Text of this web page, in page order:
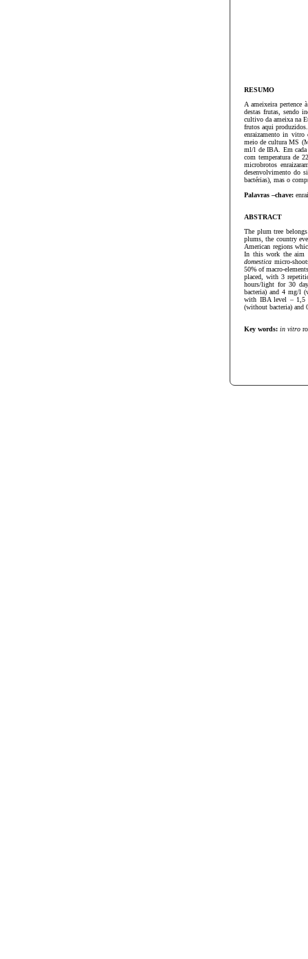
RESUMO
A ameixeira pertence
destas frutas, sendo
cultivo da ameixa na
frutos aqui
enraizamento in vitro
meio de cultura MS
ml/l de IBA. Em cada
com temperatura de
microbrotos
desenvolvimento do
bactérias), mas o
Palavras –chave:
ABSTRACT
The plum tree
plums, the country
American regions
In this work the aim
domestica micro-
50% of macro-
placed, with 3
hours/light for 30
bacteria) and 4 mg/l
with IBA level – 1,5
(without bacteria) and
Key words: in vitro